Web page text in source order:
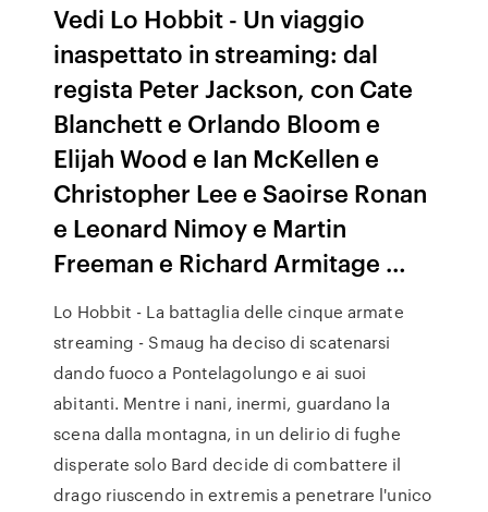
Vedi Lo Hobbit - Un viaggio
inaspettato in streaming: dal
regista Peter Jackson, con Cate
Blanchett e Orlando Bloom e
Elijah Wood e Ian McKellen e
Christopher Lee e Saoirse Ronan
e Leonard Nimoy e Martin
Freeman e Richard Armitage …
Lo Hobbit - La battaglia delle cinque armate
streaming - Smaug ha deciso di scatenarsi
dando fuoco a Pontelagolungo e ai suoi
abitanti. Mentre i nani, inermi, guardano la
scena dalla montagna, in un delirio di fughe
disperate solo Bard decide di combattere il
drago riuscendo in extremis a penetrare l'unico